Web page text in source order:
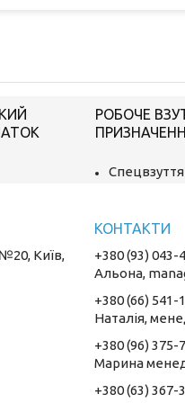
РОБОЧЕ
Київ,
+380 (93) 043-
Альона,
+380 (66) 541-
Наталія,
+380 (96) 375-
Марина
+380 (63) 367-